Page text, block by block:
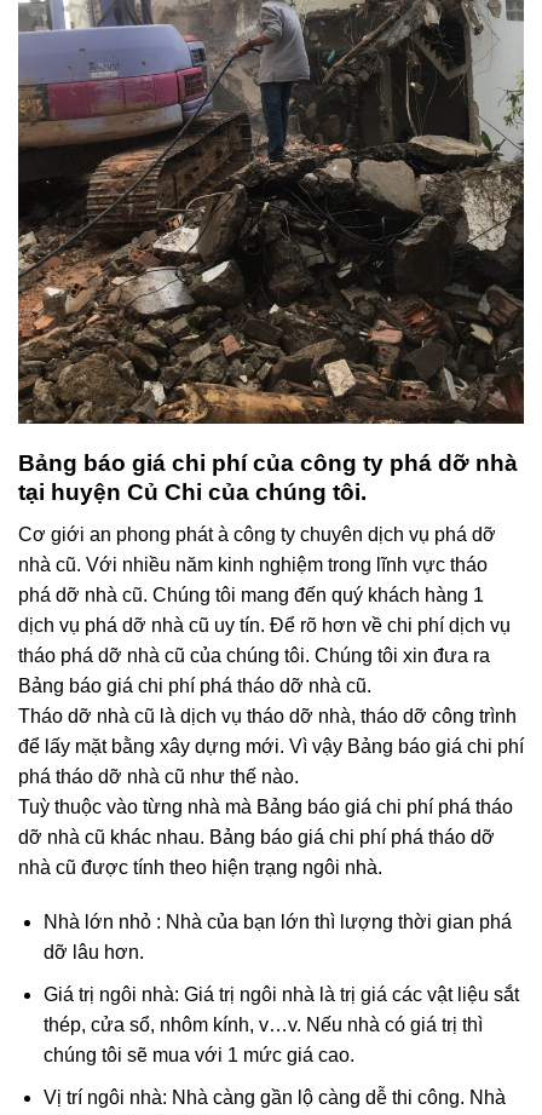
Bảng báo giá chi phí của công ty phá dỡ nhà
tại huyện Củ Chi của chúng tôi.
Cơ giới an phong phát à công ty chuyên dịch vụ phá dỡ
nhà cũ. Với nhiều năm kinh nghiệm trong lĩnh vực tháo
phá dỡ nhà cũ. Chúng tôi mang đến quý khách hàng 1
dịch vụ phá dỡ nhà cũ uy tín. Để rõ hơn về chi phí dịch vụ
tháo phá dỡ nhà cũ của chúng tôi. Chúng tôi xin đưa ra
Bảng báo giá chi phí phá tháo dỡ nhà cũ.
Tháo dỡ nhà cũ là dịch vụ tháo dỡ nhà, tháo dỡ công trình
để lấy mặt bằng xây dựng mới. Vì vậy Bảng báo giá chi phí
phá tháo dỡ nhà cũ như thế nào.
Tuỳ thuộc vào từng nhà mà Bảng báo giá chi phí phá tháo
dỡ nhà cũ khác nhau. Bảng báo giá chi phí phá tháo dỡ
nhà cũ được tính theo hiện trạng ngôi nhà.
Nhà lớn nhỏ : Nhà của bạn lớn thì lượng thời gian phá
dỡ lâu hơn.
Giá trị ngôi nhà: Giá trị ngôi nhà là trị giá các vật liệu sắt
thép, cửa sổ, nhôm kính, v…v. Nếu nhà có giá trị thì
chúng tôi sẽ mua với 1 mức giá cao.
Vị trí ngôi nhà: Nhà càng gần lộ càng dễ thi công. Nhà